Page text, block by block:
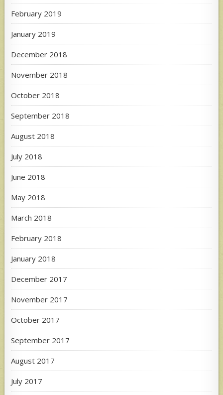
February 2019
January 2019
December 2018
November 2018
October 2018
September 2018
August 2018
July 2018
June 2018
May 2018
March 2018
February 2018
January 2018
December 2017
November 2017
October 2017
September 2017
August 2017
July 2017